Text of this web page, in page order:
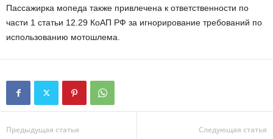
Пассажирка мопеда также привлечена к ответственности по
части 1 статьи 12.29 КоАП РФ за игнорирование требований по
использованию мотошлема.
Предыдущая статья Следующая статья